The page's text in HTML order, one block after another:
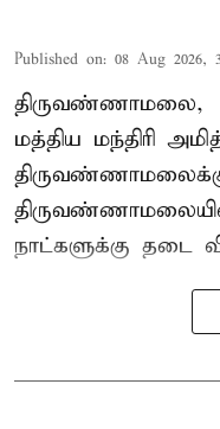
Published on: 08 Aug 2026,
திருவண்ணாமலை,
மத்திய மந்திரி
நாட்களுக்கு தடை